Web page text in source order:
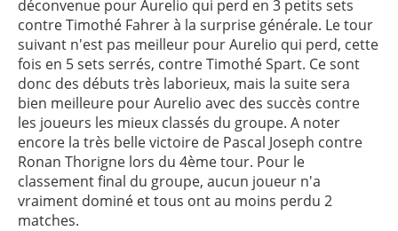
déconvenue pour Aurelio qui perd en 3 petits sets
contre Timothé Fahrer à la surprise générale. Le tour
suivant n'est pas meilleur pour Aurelio qui perd, cette
fois en 5 sets serrés, contre Timothé Spart. Ce sont
donc des débuts très laborieux, mais la suite sera
bien meilleure pour Aurelio avec des succès contre
les joueurs les mieux classés du groupe. A noter
encore la très belle victoire de Pascal Joseph contre
Ronan Thorigne lors du 4ème tour. Pour le
classement final du groupe, aucun joueur n'a
vraiment dominé et tous ont au moins perdu 2
matches.